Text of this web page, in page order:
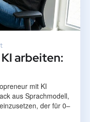
arbeiten:
mit KI
aus Sprachmodell,
der für 0–